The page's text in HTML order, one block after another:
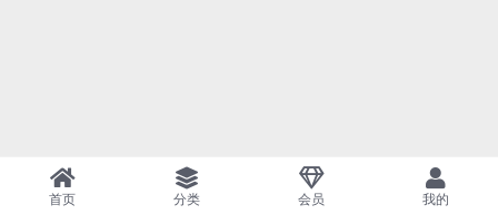
首页 分类 会员 我的